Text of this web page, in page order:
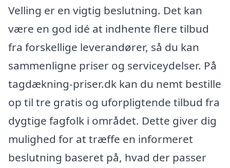
Velling er en vigtig beslutning. Det kan
være en god idé at indhente flere tilbud
fra forskellige leverandører, så du kan
sammenligne priser og serviceydelser. På
tagdækning-priser.dk kan du nemt bestille
op til tre gratis og uforpligtende tilbud fra
dygtige fagfolk i området. Dette giver dig
mulighed for at træffe en informeret
beslutning baseret på, hvad der passer